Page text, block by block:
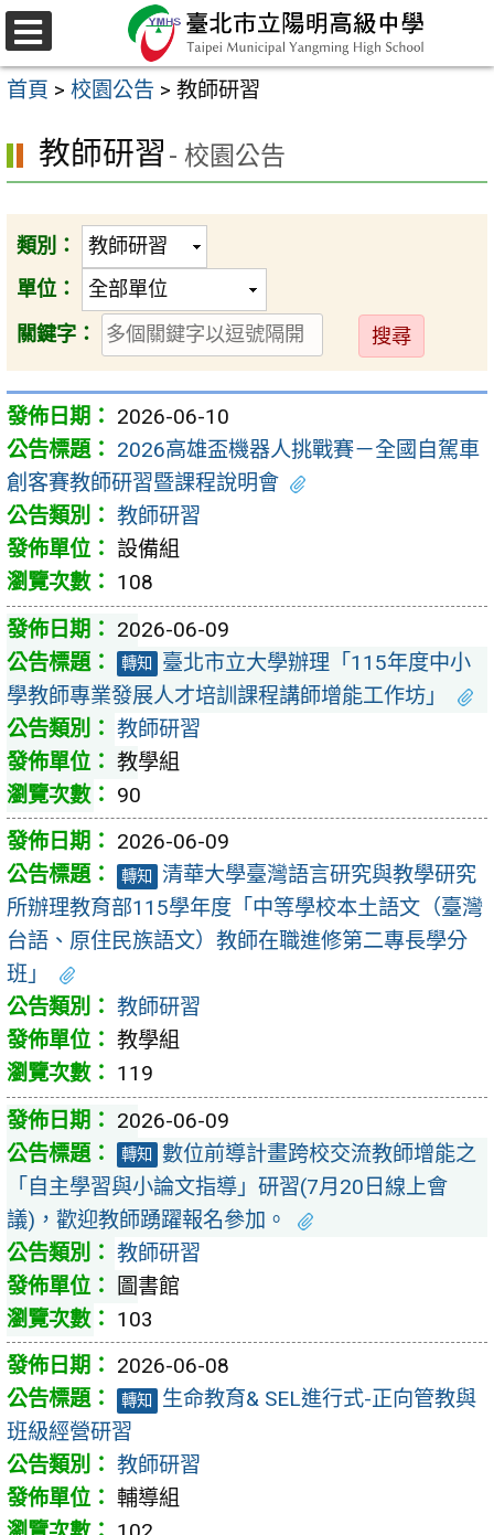
跳
至
主
內
容
區
選
單
首頁 > 校園公告 > 教師研習
教師研習 - 校園公告
類別：
單位：
關鍵字：
送
出
2026-06-10
2026高雄盃機器人挑戰賽－全國自駕車
創客賽教師研習暨課程說明會
教師研習
設備組
108
2026-06-09
轉知
臺北市立大學辦理「115年度中小
學教師專業發展人才培訓課程講師增能工作坊」
教師研習
教學組
90
2026-06-09
轉知
清華大學臺灣語言研究與教學研究
所辦理教育部115學年度「中等學校本土語文（臺灣
台語、原住民族語文）教師在職進修第二專長學分
班」
教師研習
教學組
119
2026-06-09
轉知
數位前導計畫跨校交流教師增能之
「自主學習與小論文指導」研習(7月20日線上會
議)，歡迎教師踴躍報名參加。
教師研習
圖書館
103
2026-06-08
轉知
生命教育& SEL進行式-正向管教與
班級經營研習
教師研習
輔導組